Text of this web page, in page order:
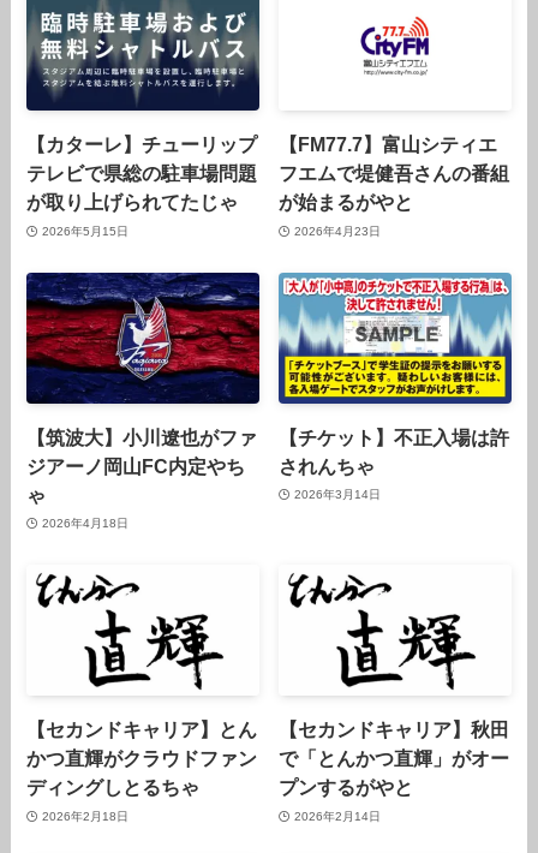
【カターレ】チューリップ
テレビで県総の駐車場問題
が取り上げられてたじゃ
2026年5月15日
【FM77.7】富山シティエ
フエムで堤健吾さんの番組
が始まるがやと
2026年4月23日
【筑波大】小川遼也がファ
ジアーノ岡山FC内定やち
ゃ
2026年4月18日
【チケット】不正入場は許
されんちゃ
2026年3月14日
【セカンドキャリア】とん
かつ直輝がクラウドファン
ディングしとるちゃ
2026年2月18日
【セカンドキャリア】秋田
で「とんかつ直輝」がオー
プンするがやと
2026年2月14日